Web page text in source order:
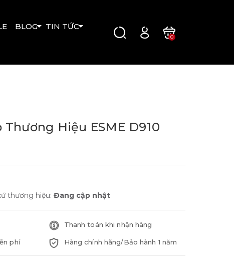
BLOG
TIN TỨC
0
Thương Hiệu ESME D910
thương hiệu: Đang cập nhật
Thanh toán khi nhận hàng
phí Hàng chính hãng/Bảo hành 1 năm